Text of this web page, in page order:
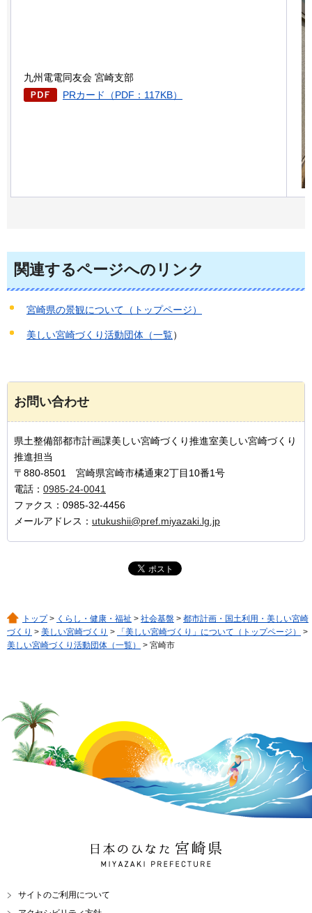
九州電電同友会 宮崎支部
PRカード（PDF：117KB）
関連するページへのリンク
宮崎県の景観について（トップページ）
美しい宮崎づくり活動団体（一覧）
お問い合わせ
県土整備部都市計画課美しい宮崎づくり推進室美しい宮崎づくり
推進担当
〒880-8501 宮崎県宮崎市橘通東2丁目10番1号
電話： 0985-24-0041
ファクス：0985-32-4456
メールアドレス： utukushii@pref.miyazaki.lg.jp
トップ> くらし・健康・福祉 > 社会基盤 > 都市計画・国土利用・美しい宮崎
づくり > 美しい宮崎づくり > 「美しい宮崎づくり」について（トップページ）
>
美しい宮崎づくり活動団体（一覧）
> 宮崎市
日本のひなた 宮崎県
MIYAZAKI PREFECTURE
サイトのご利用について